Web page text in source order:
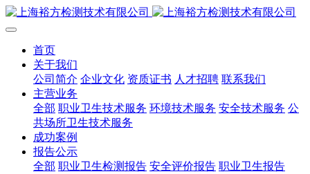
首页
关于我们
公司简介 企业文化 资质证书 人才招聘 联系我们
主营业务
全部 职业卫生技术服务 环境技术服务 安全技术服务 公
共场所卫生技术服务
成功案例
报告公示
全部 职业卫生检测报告 安全评价报告 职业卫生报告